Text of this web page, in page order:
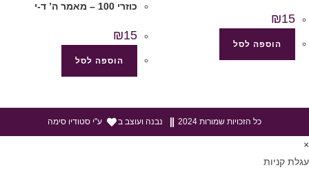
₪15
הוספה לסל
כוזרי 100 – מאמר ה’ ד-י
₪15
הוספה לסל
כל הזכויות שמורות 2024 נבנה ועוצב ב ע"י סטודיו סימה
×
עגלת קניות